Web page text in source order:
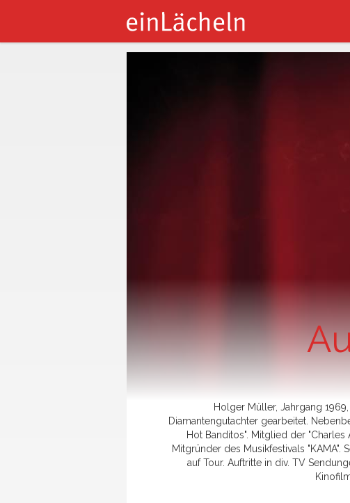
Holger Müller, Jahrgang
Diamantengutachter gearbeitet.
Hot Banditos". Mitglied der
Mitgründer des Musikfestivals
auf Tour. Auftritte in div. TV